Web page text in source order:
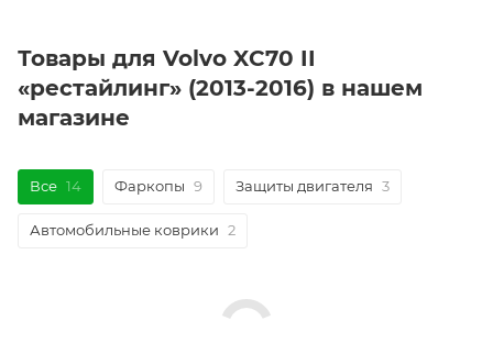
Товары для Volvo XC70 II
«рестайлинг» (2013-2016) в нашем
магазине
Все 14 Фаркопы 9 Защиты двигателя 3
Автомобильные коврики 2